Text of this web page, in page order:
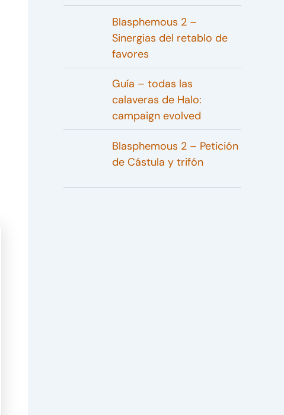
Blasphemous 2 –
Sinergias del retablo de
favores
Guía – todas las
calaveras de Halo:
campaign evolved
Blasphemous 2 – Petición
de Cástula y trifón